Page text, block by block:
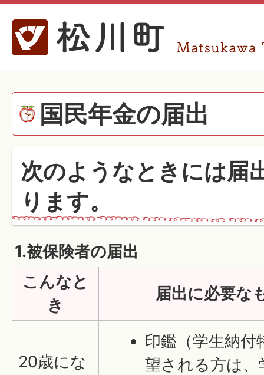
国民年金の届出
次のようなときには届
ります。
1.被保険者の届出
こんなと
き
届出に必要な
20歳にな
印鑑（学生納付
望される方は、